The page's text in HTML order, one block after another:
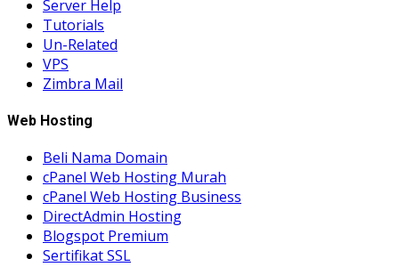
Server Help
Tutorials
Un-Related
VPS
Zimbra Mail
Web Hosting
Beli Nama Domain
cPanel Web Hosting Murah
cPanel Web Hosting Business
DirectAdmin Hosting
Blogspot Premium
Sertifikat SSL